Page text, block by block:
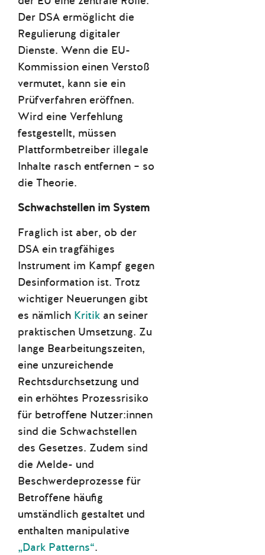
Der DSA ermöglicht die
Regulierung digitaler
Dienste. Wenn die EU-
Kommission einen Verstoß
vermutet, kann sie ein
Prüfverfahren eröffnen.
Wird eine Verfehlung
festgestellt, müssen
Plattformbetreiber illegale
Inhalte rasch entfernen – so
die Theorie.
Schwachstellen im System
Fraglich ist aber, ob der
DSA ein tragfähiges
Instrument im Kampf gegen
Desinformation ist. Trotz
wichtiger Neuerungen gibt
es nämlich Kritik an seiner
praktischen Umsetzung. Zu
lange Bearbeitungszeiten,
eine unzureichende
Rechtsdurchsetzung und
ein erhöhtes Prozessrisiko
für betroffene Nutzer:innen
sind die Schwachstellen
des Gesetzes. Zudem sind
die Melde- und
Beschwerdeprozesse für
Betroffene häufig
umständlich gestaltet und
enthalten manipulative
„Dark Patterns“.